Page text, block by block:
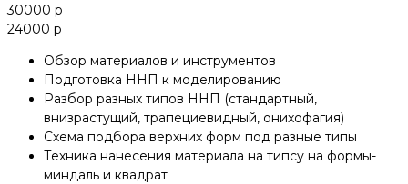
30000 р
24000 р
Обзор материалов и инструментов
Подготовка ННП к моделированию
Разбор разных типов ННП (стандартный,
внизрастущий, трапециевидный, онихофагия)
Схема подбора верхних форм под разные типы
Техника нанесения материала на типсу на формы-
миндаль и квадрат